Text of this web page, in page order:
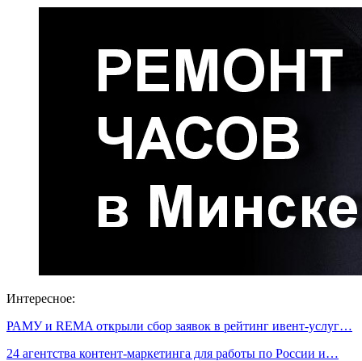
Интересное:
РАМУ и REMA открыли сбор заявок в рейтинг ивент-услуг…
24 агентства контент-маркетинга для работы по России и…